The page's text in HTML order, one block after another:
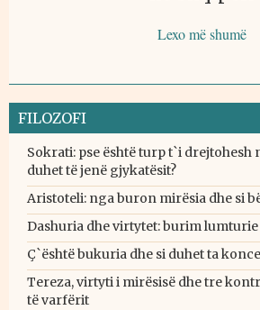
Lexo më shumë
FILOZOFI
Sokrati: pse është turp t`i drejtohesh
duhet të jenë gjykatësit?
Aristoteli: nga buron mirësia dhe si
Dashuria dhe virtytet: burim
Ç`është bukuria dhe si duhet ta
Tereza, virtyti i mirësisë dhe tre
të varfërit